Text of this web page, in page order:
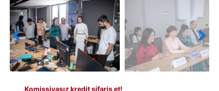
Komissiyasız kredit sifariş et!